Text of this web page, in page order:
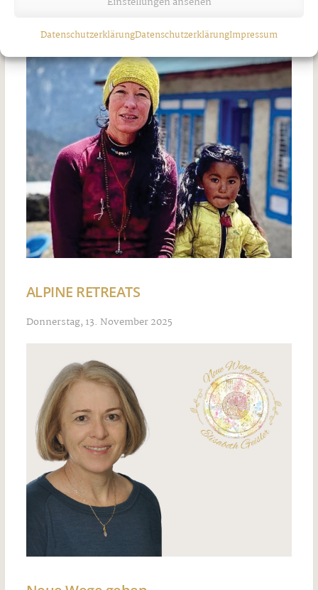
DatenschutzerklärungDatenschutzerklärungImpressum
Ähnliche Artikel
ALPINE RETREATS
Donnerstag, 13. November 2025